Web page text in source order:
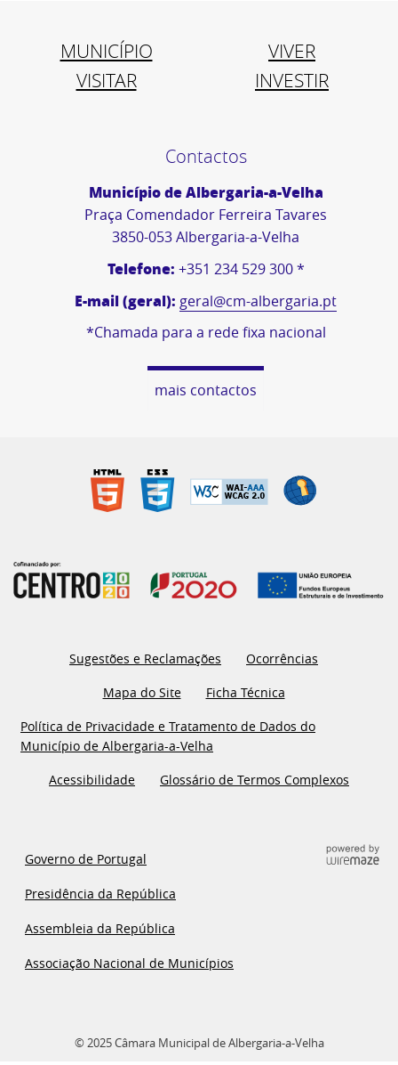
MUNICÍPIO
VIVER
VISITAR
INVESTIR
Contactos
Município de Albergaria-a-Velha
Praça Comendador Ferreira Tavares
3850-053 Albergaria-a-Velha
Telefone: +351 234 529 300 *
E-mail (geral): geral@cm-albergaria.pt
*Chamada para a rede fixa nacional
mais contactos
Sugestões e Reclamações
Ocorrências
Mapa do Site
Ficha Técnica
Política de Privacidade e Tratamento de Dados do
Município de Albergaria-a-Velha
Acessibilidade
Glossário de Termos Complexos
Governo de Portugal
Presidência da República
Assembleia da República
Associação Nacional de Municípios
© 2025 Câmara Municipal de Albergaria-a-Velha